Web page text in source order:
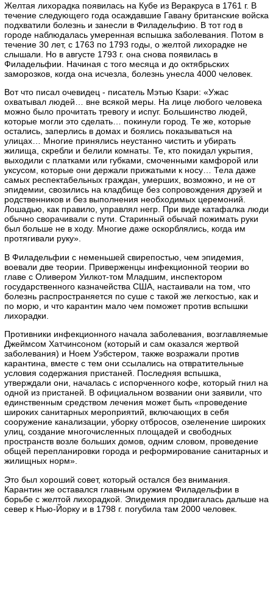
Желтая лихорадка появилась на Кубе из Веракруса в 1761 г. В
течение следующего года осаждавшие Гавану британские войска
подхватили болезнь и занесли в Филадельфию. В тот год в
городе наблюдалась умеренная вспышка заболевания. Потом в
течение 30 лет, с 1763 по 1793 годы, о желтой лихорадке не
слышали. Но в августе 1793 г. она снова появилась в
Филадельфии. Начиная с того месяца и до октябрьских
заморозков, когда она исчезла, болезнь унесла 4000 человек.
Вот что писал очевидец - писатель Мэтью Кзари: «Ужас
охватывал людей… вне всякой меры. На лице любого человека
можно было прочитать тревогу и испуг. Большинство людей,
которые могли это сделать… покинули город. Те же, которые
остались, заперлись в домах и боялись показываться на
улицах… Многие принялись неустанно чистить и убирать
жилища, скребли и белили комнаты. Те, кто покидал укрытия,
выходили с платками или губками, смоченными камфорой или
уксусом, которые они держали прижатыми к носу… Тела даже
самых респектабельных граждан, умерших, возможно, и не от
эпидемии, свозились на кладбище без сопровождения друзей и
родственников и без выполнения необходимых церемоний.
Лошадью, как правило, управлял негр. При виде катафалка люди
обычно сворачивали с пути. Старинный обычай пожимать руки
был больше не в ходу. Многие даже оскорблялись, когда им
протягивали руку».
В Филадельфии с неменьшей свирепостью, чем эпидемия,
воевали две теории. Приверженцы инфекционной теории во
главе с Оливером Уилкот-том Младшим, инспектором
государственного казначейства США, настаивали на том, что
болезнь распространяется по суше с такой же легкостью, как и
по морю, и что карантин мало чем поможет против вспышки
лихорадки.
Противники инфекционного начала заболевания, возглавляемые
Джеймсом Хатчинсоном (который и сам оказался жертвой
заболевания) и Ноем Уэбстером, также возражали против
карантина, вместе с тем они ссылались на отвратительные
условия содержания пристаней. Последняя вспышка,
утверждали они, началась с испорченного кофе, который гнил на
одной из пристаней. В официальном возвании они заявили, что
единственным средством лечения может быть «проведение
широких санитарных мероприятий, включающих в себя
сооружение канализации, уборку отбросов, озеленение широких
улиц, создание многочисленных площадей и свободных
пространств возле больших домов, одним словом, проведение
общей перепланировки города и реформирование санитарных и
жилищных норм».
Это был хороший совет, который остался без внимания.
Карантин же оставался главным оружием Филадельфии в
борьбе с желтой лихорадкой. Эпидемия продвигалась дальше на
север к Нью-Йорку и в 1798 г. погубила там 2000 человек.